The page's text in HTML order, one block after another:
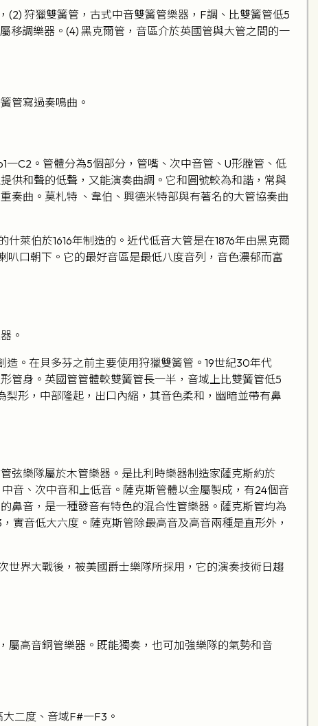
狩獵雙簧管，古式中音雙簧管樂器，F調、比雙簧管低5
移調樂器。(4) 黑克爾管，音區介於英國管與大管之間的一
管寫過奏鳴曲。
C2。管體分為5個部分，管嘴、次中音管、U形膛管、低
供和聲的低聲，又能演奏曲調。它和圓號較為和諧，常與
奏曲。莫札特 、韋伯、興德米特部與有著名的大管協奏曲
萊伯於1616年制造的。近代低音大管是在1876年由黑克爾
口朝下。它的最好音區是最低八度音列，音色濃郁而富
。
。在貝多芬之前主要使用狩獵雙簧管。19世紀30年代
管身。英國管管體較雙簧管長一半，音域上比雙簧管低5
形，中部隆起，出口內縮，其音色柔和，幽暗並帶有鼻
弦樂隊屬於木管樂器。是比利時樂器制造家薩克斯約於
音、次中音和上低音。薩克斯管體以金屬製成，有24個音
鼻音，是一種發音有特色的混合性管樂器。薩克斯管均為
實音低大六度。薩克斯管除最高音及高音兩種是直形外，
界大戰後，被美國爵士樂隊所採用，它的演奏技術日趨
高音銅管樂器。既能獨奏，也可加強樂隊的氣勢和音
二度、音域F#一F3。